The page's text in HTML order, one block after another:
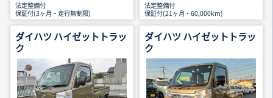
法定整備付
保証付(3ヶ月・走行無制限)
法定整備付
保証付(21ヶ月・60,000km)
ダイハツ ハイゼットトラッ
ク
ダイハツ ハイゼットトラッ
ク